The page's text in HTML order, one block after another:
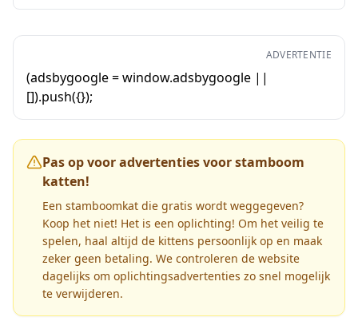
ADVERTENTIE
(adsbygoogle = window.adsbygoogle ||
[]).push({});
Pas op voor advertenties voor stamboom
katten!
Een stamboomkat die gratis wordt weggegeven?
Koop het niet! Het is een oplichting! Om het veilig te
spelen, haal altijd de kittens persoonlijk op en maak
zeker geen betaling. We controleren de website
dagelijks om oplichtingsadvertenties zo snel mogelijk
te verwijderen.